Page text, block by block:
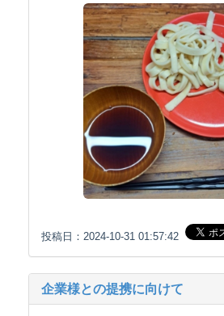
投稿日：2024-10-31 01:57:42
企業様との提携に向けて